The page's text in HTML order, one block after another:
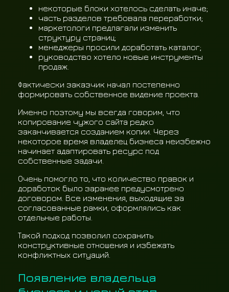
некоторые блоки хотелось сделать иначе;
часть разделов требовала переработки;
маркетологи предлагали изменить
структуру страниц;
менеджеры просили доработать каталог;
руководство хотело новые инструменты
продаж.
Фактически заказчик начал постепенно
формировать собственное видение проекта.
Именно поэтому мы всегда говорим, что
копирование чужого сайта редко
заканчивается созданием копии. Через
некоторое время владелец бизнеса неизбежно
начинает адаптировать ресурс под
собственные задачи.
Очень помогло то, что количество правок и
доработок было заранее предусмотрено
договором. Все изменения, выходящие за
согласованные рамки, оформлялись как
отдельные работы.
Такой подход позволил сохранить
конструктивные отношения и избежать
конфликтных ситуаций.
Появление владельца